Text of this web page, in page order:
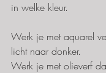
in welke kleur.
Werk je met aquarel
licht naar donker.
Werk je met olieverf